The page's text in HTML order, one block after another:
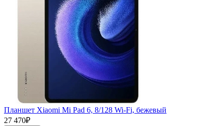
Планшет Xiaomi Mi Pad 6, 8/128 Wi-Fi, бежевый
27 470₽